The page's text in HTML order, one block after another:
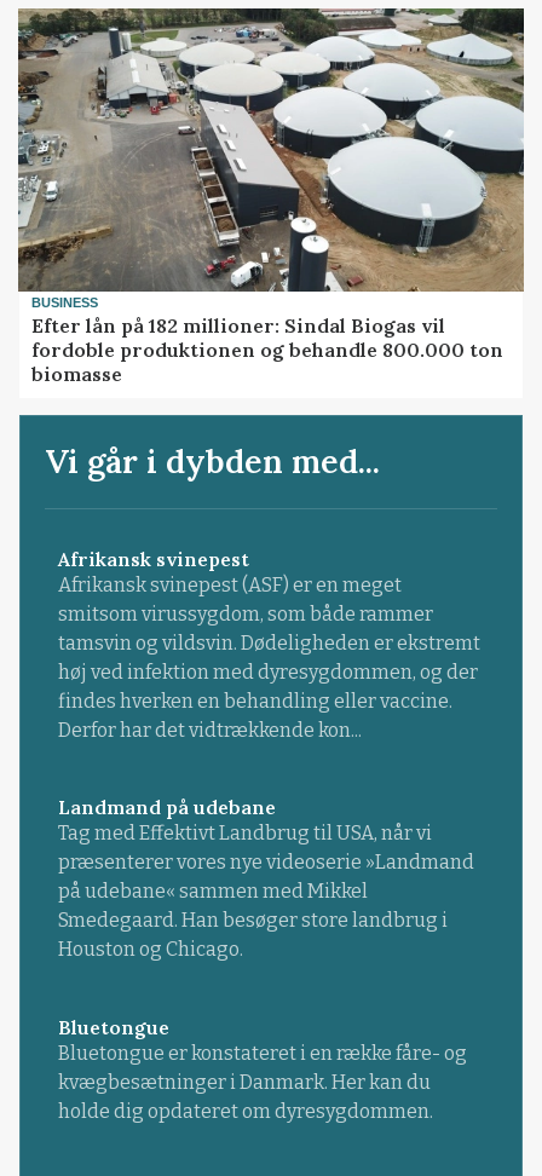
BUSINESS
Efter lån på 182 millioner: Sindal Biogas vil
fordoble produktionen og behandle 800.000 ton
biomasse
Vi går i dybden med...
Afrikansk svinepest
Afrikansk svinepest (ASF) er en meget
smitsom virussygdom, som både rammer
tamsvin og vildsvin. Dødeligheden er ekstremt
høj ved infektion med dyresygdommen, og der
findes hverken en behandling eller vaccine.
Derfor har det vidtrækkende kon...
Landmand på udebane
Tag med Effektivt Landbrug til USA, når vi
præsenterer vores nye videoserie »Landmand
på udebane« sammen med Mikkel
Smedegaard. Han besøger store landbrug i
Houston og Chicago.
Bluetongue
Bluetongue er konstateret i en række fåre- og
kvægbesætninger i Danmark. Her kan du
holde dig opdateret om dyresygdommen.